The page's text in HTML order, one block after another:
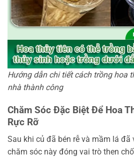
Hướng dẫn chi tiết cách trồng hoa
nhà thành công
Chăm Sóc Đặc Biệt Để Hoa
Rực Rỡ
Sau khi củ đã bén rễ và mầm lá đã
chăm sóc này đóng vai trò then